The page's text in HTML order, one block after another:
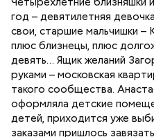
год – девятилетняя
свои, старшие мальчишки –
плюс близнецы, плюс
девять… Ящик желаний
руками – московская
такого сообщества.
оформляла детские
детей, приходится уже
заказами пришлось